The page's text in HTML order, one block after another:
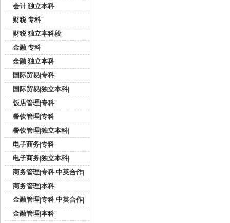
会计|独立本科|
财税|专科|
财税|独立本科段|
金融|专科|
金融|独立本科|
国际贸易|专科|
国际贸易|独立本科|
饭店管理|专科|
餐饮管理|专科|
餐饮管理|独立本科|
电子商务|专科|
电子商务|独立本科|
商务管理|专科|中英合作|
商务管理|本科|
金融管理|专科|中英合作|
金融管理|本科|